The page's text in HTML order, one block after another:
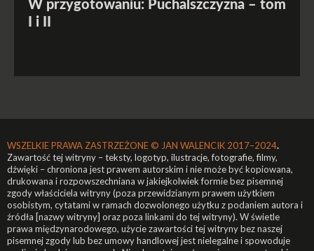
W przygotowaniu: Puchalszczyzna – tom
I i II
WSZELKIE PRAWA ZASTRZEŻONE © JAN WALENCIK 2017–2024.
Zawartość tej witryny – teksty, logotyp, ilustracje, fotografie, filmy,
dźwięki – chroniona jest prawem autorskim i nie może być kopiowana,
drukowana i rozpowszechniana w jakiejkolwiek formie bez pisemnej
zgody właściciela witryny (poza przewidzianym prawem użytkiem
osobistym, cytatami w ramach dozwolonego użytku z podaniem autora i
źródła [nazwy witryny] oraz poza linkami do tej witryny). W świetle
prawa międzynarodowego, użycie zawartości tej witryny bez naszej
pisemnej zgody lub bez umowy handlowej jest nielegalne i spowoduje